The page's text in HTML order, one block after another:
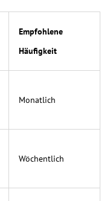
Empfohlene
Häufigkeit
Monatlich
Wöchentlich